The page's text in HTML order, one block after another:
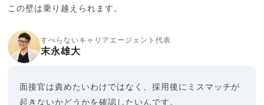
この壁は乗り越えられます。
すべらないキャリアエージェント代表
末永雄大
面接官は責めたいわけではなく、採用後にミスマッチが
起きないかどうかを確認したいんです。